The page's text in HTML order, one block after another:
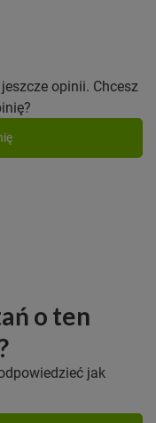
opinii. Chcesz
o ten
jak